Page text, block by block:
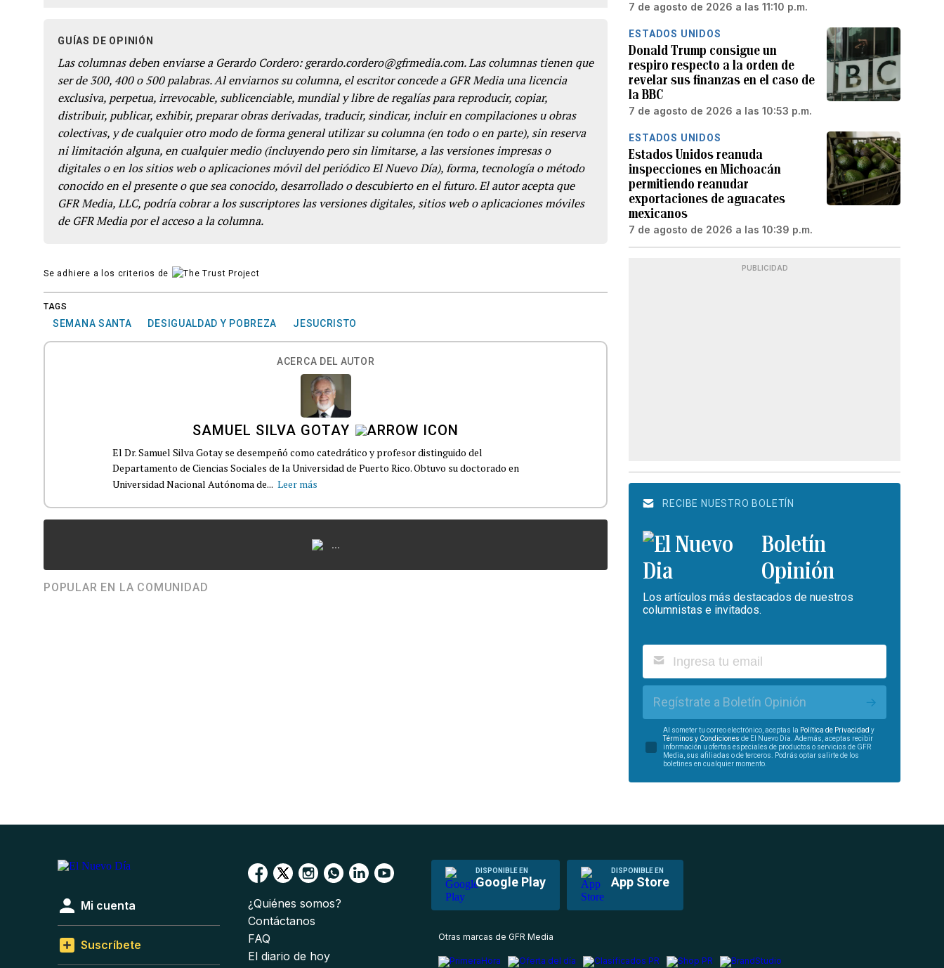
GUÍAS DE OPINIÓN
Las columnas deben enviarse a Gerardo Cordero: gerardo.cordero@gfrmedia.com. Las columnas tienen que
ser de 300, 400 o 500 palabras. Al enviarnos su columna, el escritor concede a GFR Media una licencia
exclusiva, perpetua, irrevocable, sublicenciable, mundial y libre de regalías para reproducir, copiar,
distribuir, publicar, exhibir, preparar obras derivadas, traducir, sindicar, incluir en compilaciones u obras
colectivas, y de cualquier otro modo de forma general utilizar su columna (en todo o en parte), sin reserva
ni limitación alguna, en cualquier medio (incluyendo pero sin limitarse, a las versiones impresas o
digitales o en los sitios web o aplicaciones móvil del periódico El Nuevo Día), forma, tecnología o método
conocido en el presente o que sea conocido, desarrollado o descubierto en el futuro. El autor acepta que
GFR Media, LLC, podría cobrar a los suscriptores las versiones digitales, sitios web o aplicaciones móviles
de GFR Media por el acceso a la columna.
Se adhiere a los criterios de
TAGS
SEMANA SANTA DESIGUALDAD Y POBREZA JESUCRISTO
ACERCA DEL AUTOR
SAMUEL SILVA GOTAY
El Dr. Samuel Silva Gotay se desempeñó como catedrático y profesor distinguido del
Departamento de Ciencias Sociales de la Universidad de Puerto Rico. Obtuvo su doctorado en
Universidad Nacional Autónoma de... Leer más
...
POPULAR EN LA COMUNIDAD
7 de agosto de 2026 a las 11:10 p.m.
ESTADOS UNIDOS
Donald Trump consigue un
respiro respecto a la orden de
revelar sus finanzas en el caso de
la BBC
7 de agosto de 2026 a las 10:53 p.m.
ESTADOS UNIDOS
Estados Unidos reanuda
inspecciones en Michoacán
permitiendo reanudar
exportaciones de aguacates
mexicanos
7 de agosto de 2026 a las 10:39 p.m.
PUBLICIDAD
RECIBE NUESTRO BOLETÍN
Boletín
Opinión
Los artículos más destacados de nuestros
columnistas e invitados.
Regístrate a Boletín Opinión
Al someter tu correo electrónico, aceptas la Política de Privacidad y
Términos y Condiciones de El Nuevo Día. Además, aceptas recibir
información u ofertas especiales de productos o servicios de GFR
Media, sus afiliadas o de terceros. Podrás optar salirte de los
boletines en cualquier momento.
DISPONIBLE EN
Google Play
DISPONIBLE EN
App Store
Mi cuenta
Suscríbete
¿Quiénes somos?
Contáctanos
FAQ
El diario de hoy
Otras marcas de GFR Media